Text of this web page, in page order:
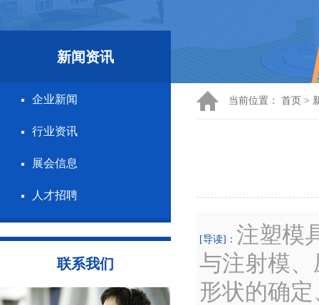
新闻资讯
企业新闻
行业资讯
展会信息
人才招聘
联系我们
当前位置： 首页 >
[导读]： 注塑模
与注射模
形状的确